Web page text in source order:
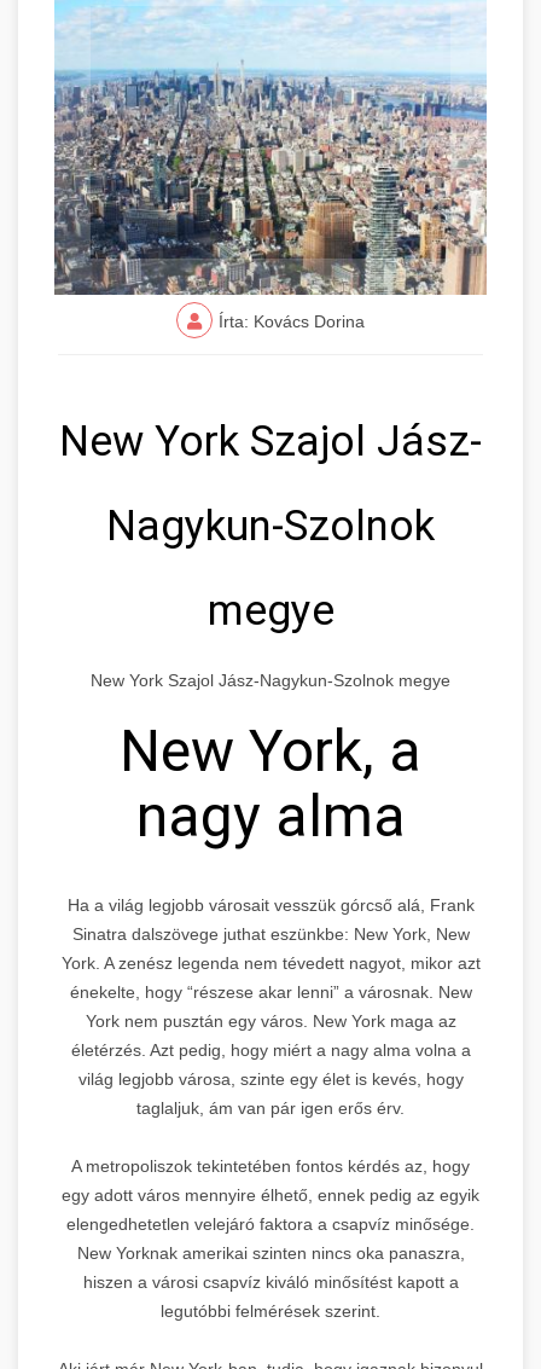
Írta: Kovács Dorina
New York Szajol Jász-
Nagykun-Szolnok
megye
New York Szajol Jász-Nagykun-Szolnok megye
New York, a
nagy alma
Ha a világ legjobb városait vesszük górcső alá, Frank
Sinatra dalszövege juthat eszünkbe: New York, New
York. A zenész legenda nem tévedett nagyot, mikor azt
énekelte, hogy “részese akar lenni” a városnak. New
York nem pusztán egy város. New York maga az
életérzés. Azt pedig, hogy miért a nagy alma volna a
világ legjobb városa, szinte egy élet is kevés, hogy
taglaljuk, ám van pár igen erős érv.
A metropoliszok tekintetében fontos kérdés az, hogy
egy adott város mennyire élhető, ennek pedig az egyik
elengedhetetlen velejáró faktora a csapvíz minősége.
New Yorknak amerikai szinten nincs oka panaszra,
hiszen a városi csapvíz kiváló minősítést kapott a
legutóbbi felmérések szerint.